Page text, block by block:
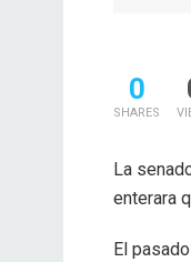
0
SHARES
La
enterara
El